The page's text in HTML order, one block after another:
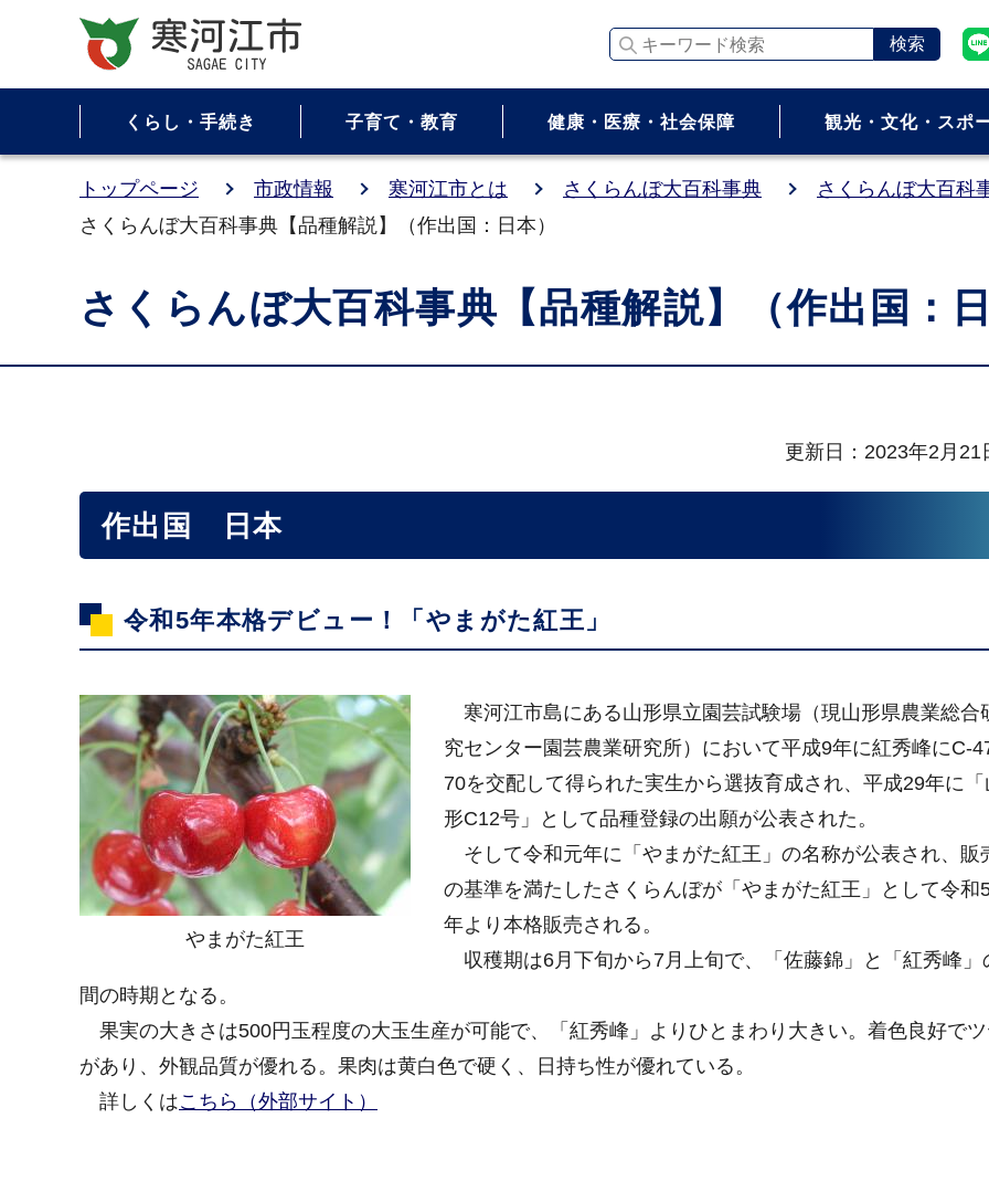
キーワード検索
くらし・手続き 子育て・教育 健康・医療・社会保障 観光・文化・スポ
トップページ 市政情報 寒河江市とは さくらんぼ大百科事典
さくらんぼ大百
さくらんぼ大百科事典【品種解説】（作出国：日本）
さくらんぼ大百科事典【品種解説】（作出国：
更新日：2023年2月21
作出国 日本
令和5年本格デビュー！「やまがた紅王」
やまがた紅王
寒河江市島にある山形県立園芸試験場（現山形県農業総合
究センター園芸農業研究所）において平成9年に紅秀峰にC-
70を交配して得られた実生から選抜育成され、平成29年に「
形C12号」として品種登録の出願が公表された。
そして令和元年に「やまがた紅王」の名称が公表され、販
の基準を満たしたさくらんぼが「やまがた紅王」として令和
年より本格販売される。
収穫期は6月下旬から7月上旬で、「佐藤錦」と「紅秀峰」
間の時期となる。
果実の大きさは500円玉程度の大玉生産が可能で、「紅秀峰」よりひとまわり大きい。着色良好で
があり、外観品質が優れる。果肉は黄白色で硬く、日持ち性が優れている。
詳しくはこちら（外部サイト）